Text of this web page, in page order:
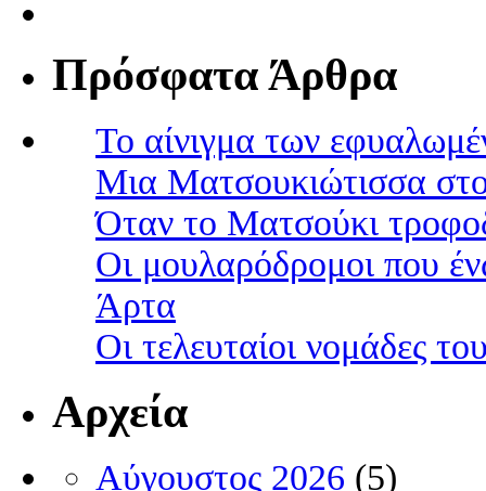
Πρόσφατα Άρθρα
Το αίνιγμα των
Μια Ματσουκιώτισσα
Όταν το Ματσούκι
Οι μουλαρόδρομοι που
Άρτα
Οι τελευταίοι νομάδες
Αρχεία
Αύγουστος 2026 (5)